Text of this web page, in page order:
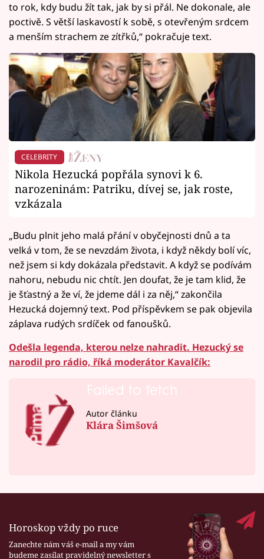
to rok, kdy budu žít tak, jak by si přál. Ne dokonale, ale
poctivě. S větší laskavostí k sobě, s otevřeným srdcem
a menším strachem ze zítřků,“ pokračuje text.
CELEBRITY
Nikola Hezucká popřála synovi k 6.
narozeninám: Patriku, dívej se, jak roste,
vzkázala
„Budu plnit jeho malá přání v obyčejnosti dnů a ta
velká v tom, že se nevzdám života, i když někdy bolí víc,
než jsem si kdy dokázala představit. A když se podívám
nahoru, nebudu nic chtít. Jen doufat, že je tam klid, že
je šťastný a že ví, že jdeme dál i za něj,“ zakončila
Hezucká dojemný text. Pod příspěvkem se pak objevila
záplava rudých srdíček od fanoušků.
Odešla legenda, kterou nelze nahradit. Hezucký se
narodil pro rádio, říká moderátor Kavalčík:
Failed to fetch
Autor článku
Klára Šimšová
Horoskop vždy po ruce
Zanechte nám váš e-mail a my vám
budeme zasílat pravidelný newsletter s